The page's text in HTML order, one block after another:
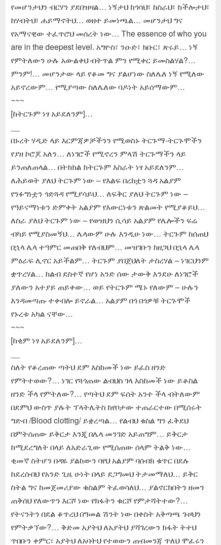
የመሆንታህን ብርሃን ያደበዝዛል… ነኝታህ ከጎሳህ፣ ከስራህ፣ ከችሎታህ፣
ከሃብትህ፣ ሐይማኖትህ… ወዘተ ይመነጫል… መሆንታህ ግና
የአማናዊው ተፈጥሮህ መሰረት ነው… The essence of who you
are in the deepest level. አግዮስ፣ ንዑድ፣ ክቡር፣ ጽሩይ… ነኝ
የምትለውን ሁሉ አውልቀህ ብትጥል ምን የሚቀር ይመስልሃል?…
ምንም!… መሆንታው ላይ የቆመ ግና ያልሆነው ስለሌለ ነኝ የሚለው
አይኖረውም… የሚያጣው ስለሌለው ባዶነት አይሰማውም…
~~~
[ከትርጉም ነፃ አይደለንም]…
በኑረት ሃዲድ ላይ እርምጃዎቻችንን የሚወስኑ ትርጉማ-ትርጉሞችን
የያዘ ኮሮጆ አለን… ለነገሮች የሚኖረን ምላሽ ትርጉማችን ላይ
ይንጠለጠላል… በትክክል ከትርጉም እስራት ነፃ አይደለንም…
ለሕይወት ያለህ ትርጉም ነው – የእልፍ በረከቷን ጓዳ አልያም
የንፉግነቷን ጎድጓዳ የሚያሳይህ… ለፍቅር ያለህ ትርጉም ነው –
የዓይናማነቱን ድምቀት አልያም የእውርነቱን ጽልመት የሚያቆይህ…
ለስራ ያለህ ትርጉም ነው – የወዝህን ሲሳይ አልያም የሌሎችን ፍሬ
ብካይ የሚያስመኝህ… ሌላውም ሁሉ እንዲሁ ነው… ትርጉም ከሰጠህ
በኋላ ሌላ ተዓምር መጠበቅ የለብህም… መዝገቡን ከዘጋህ በኋላ ሌላ
ምዕራፍ ሊኖር አይችልም… ትርጉም ያበጀህለት ታስረሃል – ነገርህንም
ቋጥረሃል… ከልብ ደስተኛ የሆነ አንድ ሰው ታውቅ እንደሁ ለነገሮች
ያለውን አተያይ ጠይቀው… ወይ የትርጉም ሜኑ የለውም – ሁሉን
እንዳመጣጡ ተቀብሎ ይኖራል… አልያም በጎ በጎዎቹ ትርጉሞች
የኑረቱ አካል ናቸው…
~~~
[ከቂም ነፃ አይደለንም]…
ስለት የቆረጠው ጣትህ ደም እስከመች ነው ይፈስ ዘንድ
የምትተወው?… ነገር የጓጎጠው ልብህስ ገላ እስከመች ነው ይቆስል
ዘንድ ችላ የምትለው?… የጣትህ ደም ፍሰት አንተ ችላ ብትለውም
በደምህ ውስጥ ያሉት ፕላትሌትስ ከየቦታው ተጠራርተው በሚሰሩት
ግድብ /Blood clotting/ ይቋረጣል… የልብህ ቁስል ግን ፈቅደህ
በምትሰጠው ይቅርታ እንጂ በሌላ መንገድ አይጠግም… ይቅርታ
ከሚደረግለት በላይ ለአድራጊው የሚሰጠው ሰላም ትልቅ ነው…
ቂመኛ ስትሆን በዳዬ ያልከውን ባየህ አልያም ባሰብክ ቁጥር በደሉ
ከደረሰብህ የአንድ ጊዜ ሁነት በላይ ደጋግመህ ትታመማለህ… ይቅር
ስትል ግና ከመጀመሪያው ቁስልም ትፈወሳለህ… ያልኖርክበትን ዘመን
ጠቅሰህ የለውጥን እርሾ ነው የክፋትን ቁርሾ የምታሻትተው?…
የትናንትን በደል ቆጥረህ በግመል ሽንት ነው በቀስት አቅጣጫ ጉዞህን
የምትቃኘው?… ቅድመ አያትህ ለአያትህ ያሻገረውን ክፋት ትተህ
ጥበቡን ቀምር፣ አያትህ ለአባትህ የተወውን ጠብመንጃ ጥለህ ሞፈሩን